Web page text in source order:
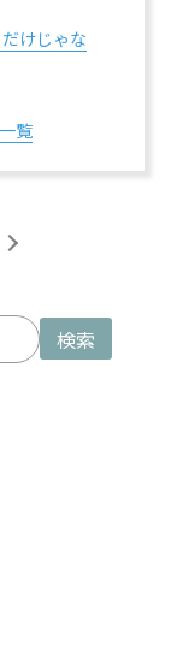
けじゃな
覧
検索